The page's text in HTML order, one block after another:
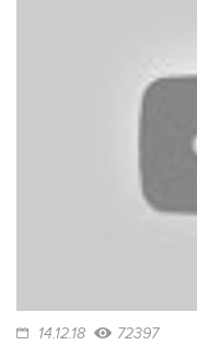
14.12.18 72397